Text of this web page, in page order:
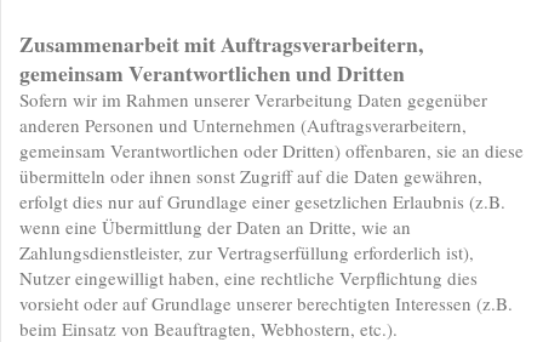
Zusammenarbeit mit Auftragsverarbeitern,
gemeinsam Verantwortlichen und Dritten
Sofern wir im Rahmen unserer Verarbeitung Daten gegenüber
anderen Personen und Unternehmen (Auftragsverarbeitern,
gemeinsam Verantwortlichen oder Dritten) offenbaren, sie an diese
übermitteln oder ihnen sonst Zugriff auf die Daten gewähren,
erfolgt dies nur auf Grundlage einer gesetzlichen Erlaubnis (z.B.
wenn eine Übermittlung der Daten an Dritte, wie an
Zahlungsdienstleister, zur Vertragserfüllung erforderlich ist),
Nutzer eingewilligt haben, eine rechtliche Verpflichtung dies
vorsieht oder auf Grundlage unserer berechtigten Interessen (z.B.
beim Einsatz von Beauftragten, Webhostern, etc.).